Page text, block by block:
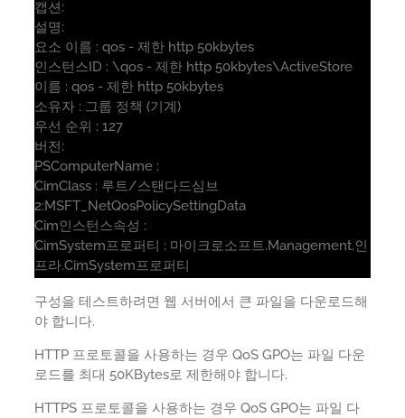
캡션:
설명:
요소 이름 : qos - 제한 http 50kbytes
인스턴스ID : \qos - 제한 http 50kbytes\ActiveStore
이름 : qos - 제한 http 50kbytes
소유자 : 그룹 정책 (기계)
우선 순위 : 127
버전:
PSComputerName :
CimClass : 루트/스탠다드심브
2:MSFT_NetQosPolicySettingData
Cim인스턴스속성 :
CimSystem프로퍼티 : 마이크로소프트.Management.인
프라.CimSystem프로퍼티
구성을 테스트하려면 웹 서버에서 큰 파일을 다운로드해
야 합니다.
HTTP 프로토콜을 사용하는 경우 QoS GPO는 파일 다운
로드를 최대 50KBytes로 제한해야 합니다.
HTTPS 프로토콜을 사용하는 경우 QoS GPO는 파일 다